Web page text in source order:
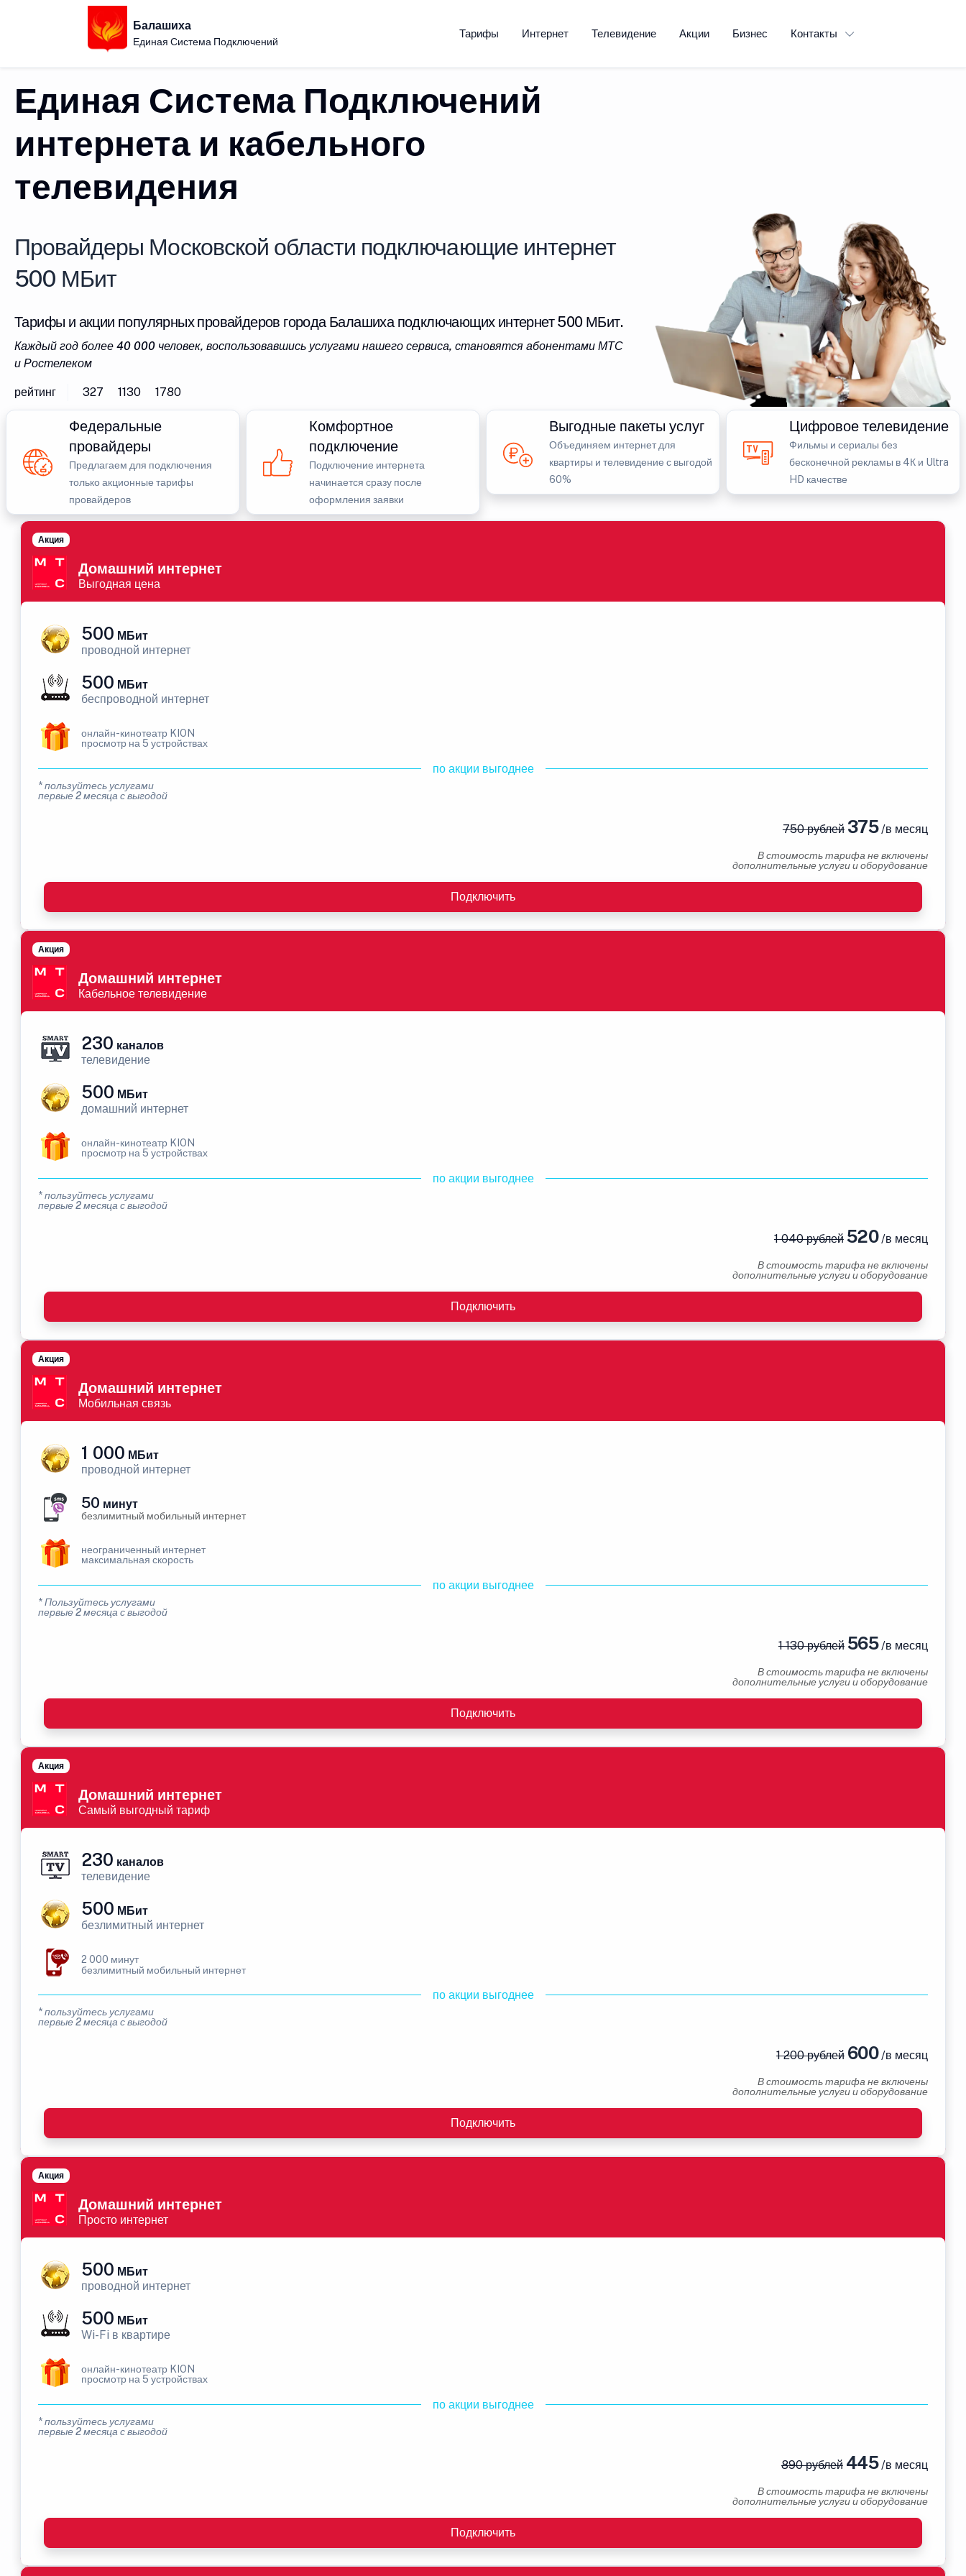
Балашиха
Единая Система Подключений
Тарифы Интернет Телевидение Акции Бизнес Контакты
Единая Система Подключений
интернета и кабельного
телевидения
Провайдеры Московской области подключающие интернет
500 МБит
Тарифы и акции популярных провайдеров города Балашиха подключающих интернет 500 МБит.
Каждый год более 40 000 человек, воспользовавшись услугами нашего сервиса, становятся абонентами МТС
и Ростелеком
рейтинг 327 1130 1780
Федеральные
провайдеры
Предлагаем для подключения
только акционные тарифы
провайдеров
Комфортное
подключение
Подключение интернета
начинается сразу после
оформления заявки
Выгодные пакеты услуг
Объединяем интернет для
квартиры и телевидение с выгодой
60%
Цифровое телевидение
Фильмы и сериалы без
бесконечной рекламы в 4К и Ultra
HD качестве
Домашний интернет
Выгодная цена
Акция
500 МБит
проводной интернет
500 МБит
беспроводной интернет
онлайн-кинотеатр KION
просмотр на 5 устройствах
по акции выгоднее
* пользуйтесь услугами
первые 2 месяца с выгодой
750 рублей375/в месяц
В стоимость тарифа не включены
дополнительные услуги и оборудование
Подключить
Домашний интернет
Кабельное телевидение
Акция
230 каналов
телевидение
500 МБит
домашний интернет
онлайн-кинотеатр KION
просмотр на 5 устройствах
по акции выгоднее
* пользуйтесь услугами
первые 2 месяца с выгодой
1 040 рублей520/в месяц
В стоимость тарифа не включены
дополнительные услуги и оборудование
Подключить
Домашний интернет
Мобильная связь
Акция
1 000 МБит
проводной интернет
50 минут
безлимитный мобильный интернет
неограниченный интернет
максимальная скорость
по акции выгоднее
* Пользуйтесь услугами
первые 2 месяца с выгодой
1 130 рублей565/в месяц
В стоимость тарифа не включены
дополнительные услуги и оборудование
Подключить
Домашний интернет
Самый выгодный тариф
Акция
230 каналов
телевидение
500 МБит
безлимитный интернет
2 000 минут
безлимитный мобильный интернет
по акции выгоднее
* пользуйтесь услугами
первые 2 месяца с выгодой
1 200 рублей600/в месяц
В стоимость тарифа не включены
дополнительные услуги и оборудование
Подключить
Домашний интернет
Просто интернет
Акция
500 МБит
проводной интернет
500 МБит
Wi-Fi в квартире
онлайн-кинотеатр KION
просмотр на 5 устройствах
по акции выгоднее
* пользуйтесь услугами
первые 2 месяца с выгодой
890 рублей445/в месяц
В стоимость тарифа не включены
дополнительные услуги и оборудование
Подключить